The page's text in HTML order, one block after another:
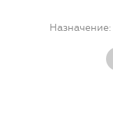
Назначение